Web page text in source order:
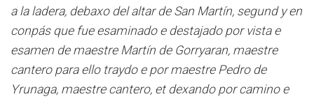
a la ladera, debaxo del altar de San Martín, segund y en
conpás que fue esaminado e destajado por vista e
esamen de maestre Martín de Gorryaran, maestre
cantero para ello traydo e por maestre Pedro de
Yrunaga, maestre cantero, et dexando por camino e